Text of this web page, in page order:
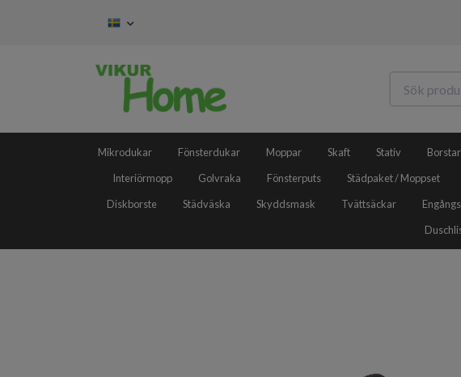
Mikrodukar Fönsterdukar Moppar Skaft Stativ
Interiörmopp
Golvraka Fönsterputs Städpaket / Moppset
Diskborste
Städväska Skyddsmask Tvättsäckar